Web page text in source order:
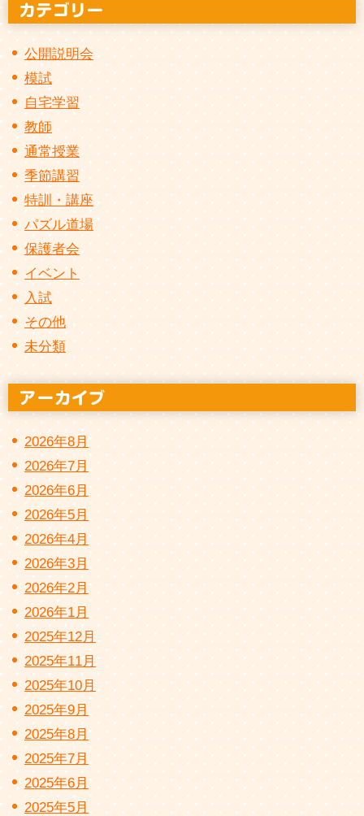
公開説明会
模試
自宅学習
教師
通常授業
季節講習
特訓・講座
パズル道場
保護者会
イベント
入試
その他
未分類
2026年8月
2026年7月
2026年6月
2026年5月
2026年4月
2026年3月
2026年2月
2026年1月
2025年12月
2025年11月
2025年10月
2025年9月
2025年8月
2025年7月
2025年6月
2025年5月